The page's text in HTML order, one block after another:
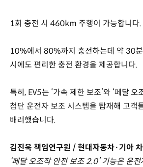
1회 충전 시 460km 주행이 가능합니다.
10%에서 80%까지 충전하는데 약 30
시에도 편리한 충전 환경을 제공합니다.
특히, EV5는 ‘가속 제한 보조’와 ‘페달 오
첨단 운전자 보조 시스템을 탑재해 고객
배려했습니다.
김진욱 책임연구원 / 현대자동차·기아
‘페달 오조작 안전 보조 2.0’ 기능은 운